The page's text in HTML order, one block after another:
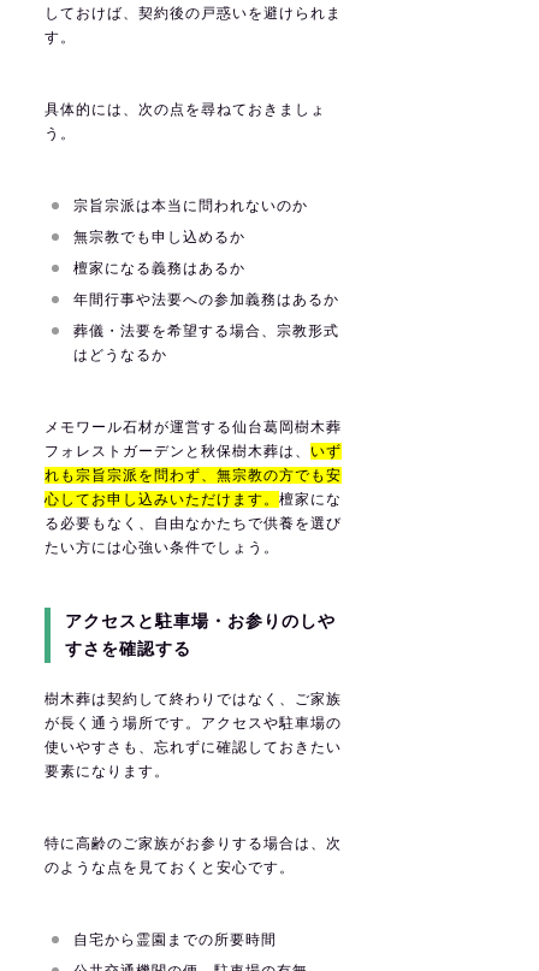
しておけば、契約後の戸惑いを避けられま
す。
具体的には、次の点を尋ねておきましょ
う。
宗旨宗派は本当に問われないのか
無宗教でも申し込めるか
檀家になる義務はあるか
年間行事や法要への参加義務はあるか
葬儀・法要を希望する場合、宗教形式
はどうなるか
メモワール石材が運営する仙台葛岡樹木葬
フォレストガーデンと秋保樹木葬は、 いず
れも宗旨宗派を問わず、無宗教の方でも安
心してお申し込みいただけます。 檀家にな
る必要もなく、自由なかたちで供養を選び
たい方には心強い条件でしょう。
アクセスと駐車場・お参りのしや
すさを確認する
樹木葬は契約して終わりではなく、ご家族
が長く通う場所です。アクセスや駐車場の
使いやすさも、忘れずに確認しておきたい
要素になります。
特に高齢のご家族がお参りする場合は、次
のような点を見ておくと安心です。
自宅から霊園までの所要時間